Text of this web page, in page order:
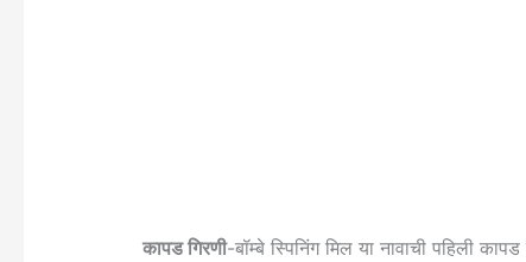
कापड गिरणी-बॉम्बे स्पिनिंग मिल या नावाची पहिली